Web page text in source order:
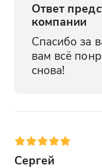
Ответ
компании
Спасибо за
вам всё
снова!
Сергей